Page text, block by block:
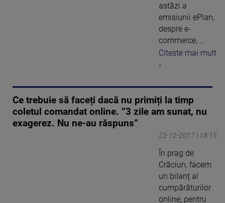
astăzi a
emisiunii ePlan,
despre e-
commerce, ...
Citeste mai mult
›
Ce trebuie să faceți dacă nu primiți la timp
coletul comandat online. ”3 zile am sunat, nu
exagerez. Nu ne-au răspuns”
22-12-2017 | 18:15
În prag de
Crăciun, facem
un bilanț al
cumpărăturilor
online, pentru